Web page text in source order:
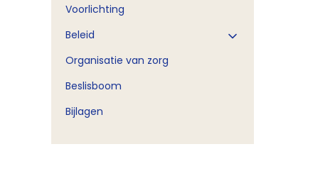
Voorlichting
Beleid
Organisatie van zorg
Beslisboom
Bijlagen